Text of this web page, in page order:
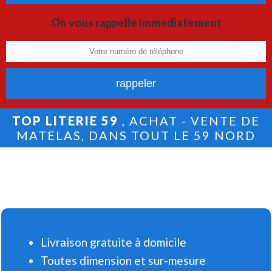
On vous rappelle immediatement
TOP LITERIE 59 , ACHAT - VENTE DE
MATELAS, DANS TOUT LE 59 NORD
Livraison gratuite à domicile
Toutes dimension et sur-mesure